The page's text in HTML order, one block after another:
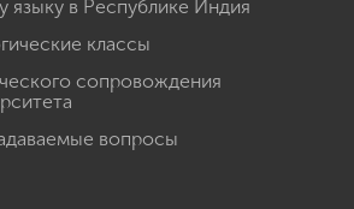
языку в Республике Индия
классы
сопровождения
вопросы